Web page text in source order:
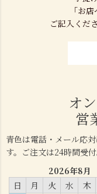
「お
ご記入くだ
オ
営
青色は電話・メール応
す。ご注文は24時間受付
2026年8月
日
月 火 水 木